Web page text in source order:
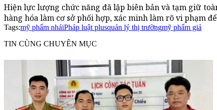
Hiện lực lượng chức năng đã lập biên bản và tạm giữ
hàng hóa làm cơ sở phối hợp, xác minh làm rõ vi phạm
Tags:mỹ phẩm nháiPháp luật plusquản lý thị trườngmỹ phẩm giả
TIN CÙNG CHUYÊN MỤC